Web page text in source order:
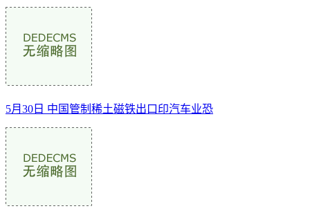
5月30日 中国管制稀土磁铁出口印汽车业恐